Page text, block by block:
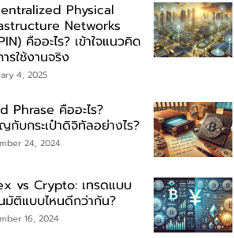
Physical
Networks
คืออะไร? เข้าใจแนวคิด
ารใช้งานจริง
4, 2025
Phrase คืออะไร?
กับกระเป๋าดิจิทัลอย่างไร?
24, 2024
vs Crypto: เทรดแบบ
มัติแบบไหนดีกว่ากัน?
16, 2024